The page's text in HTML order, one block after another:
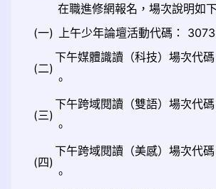
在職進修網報名，場次說明如下
(一)
上午少年論壇活動代碼：
(二)
下午媒體識讀（科技）場次代
。
(三)
下午跨域閱讀（雙語）場次代
。
(四)
下午跨域閱讀（美感）場次代
。